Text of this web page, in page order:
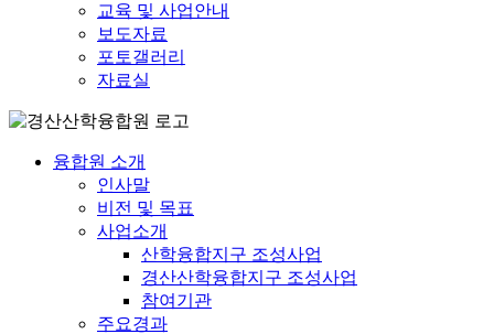
교육 및 사업안내
보도자료
포토갤러리
자료실
융합원 소개
인사말
비전 및 목표
사업소개
산학융합지구 조성사업
경산산학융합지구 조성사업
참여기관
주요경과